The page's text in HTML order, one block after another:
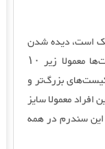
است، دیده شدن
کیست‌های متعدد کوچک در تخمدان‌ها در سونوگرافی است. سایز این کیست‌ها معمولا زیر ۱۰
کیست‌های بزرگ‌تر و
این افراد معمولا سایز
این سندرم در همه